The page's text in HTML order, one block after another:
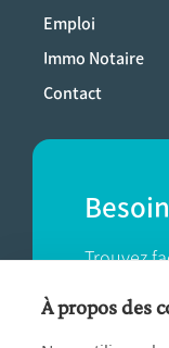
Emploi
Immo Notaire
Contact
Trouvez
près de
À propos des